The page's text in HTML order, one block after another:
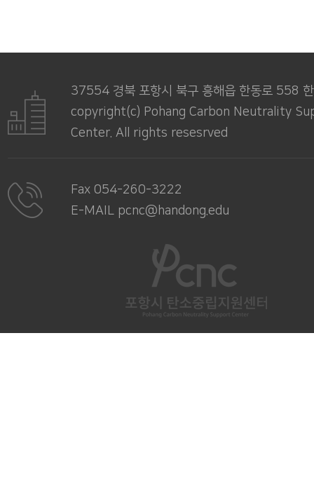
37554 경북 포항시 북구 흥해읍 한동로 558
copyright(c) Pohang Carbon Neutrality
Center. All rights resesrved
Fax 054-260-3222
E-MAIL pcnc@handong.edu